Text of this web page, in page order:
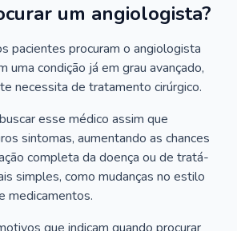
um angiologista?
pacientes procuram o angiologista
uma condição já em grau avançado,
necessita de tratamento cirúrgico.
esse médico assim que
sintomas, aumentando as chances
completa da doença ou de tratá-
simples, como mudanças no estilo
medicamentos.